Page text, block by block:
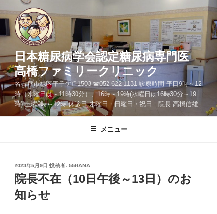
ン
テ
ン
へ
ス
キ
ッ
日本糖尿病学会認定糖尿病専門医
高橋ファミリークリニック
名古屋市緑区平子ケ丘1503 ☎052-622-1131 診療時間 平日9時～12
時（水曜日は～11時30分）、16時～19時(水曜日は16時30分～19
時) 土曜9時～12時 休診日 木曜日・日曜日・祝日 院長 高橋信雄
メニュー
投
稿
日:
2023年5月9日 投稿者: 55HANA
院長不在（10日午後～13日）のお
知らせ